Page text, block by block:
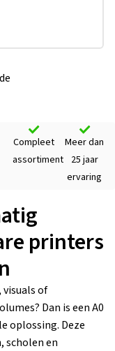
Compleet
assortiment
Meer dan
25 jaar
ervaring
printers
of
Dan is een A0
oplossing. Deze
scholen en